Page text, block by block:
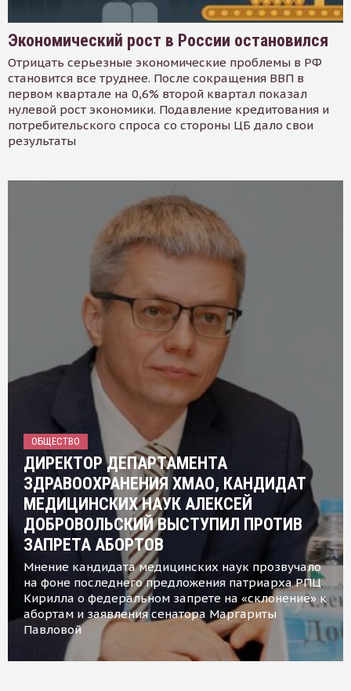
Экономический рост в России остановился
Отрицать серьезные экономические проблемы в РФ
становится все труднее. После сокращения ВВП в
первом квартале на 0,6% второй квартал показал
нулевой рост экономики. Подавление кредитования и
потребительского спроса со стороны ЦБ дало свои
результаты
ОБЩЕСТВО
ДИРЕКТОР ДЕПАРТАМЕНТА
ЗДРАВООХРАНЕНИЯ ХМАО, КАНДИДАТ
МЕДИЦИНСКИХ НАУК АЛЕКСЕЙ
ДОБРОВОЛЬСКИЙ ВЫСТУПИЛ ПРОТИВ
ЗАПРЕТА АБОРТОВ
Мнение кандидата медицинских наук прозвучало
на фоне последнего предложения патриарха РПЦ
Кирилла о федеральном запрете на «склонение» к
абортам и заявления сенатора Маргариты
Павловой